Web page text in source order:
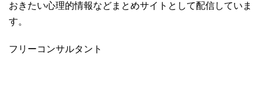
おきたい心理的情報などまとめサイトとして配信していま
す。
フリーコンサルタント